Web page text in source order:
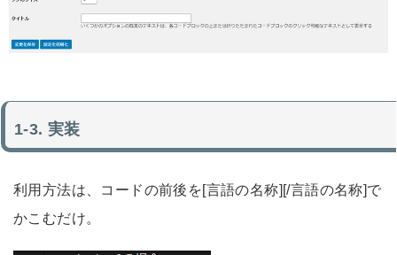
実装
利用方法は、コードの前後を[言語の名称][/言語の名称]で
かこむだけ。